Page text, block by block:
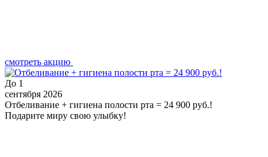
смотреть акцию
До 1
сентября 2026
Отбеливание + гигиена полости рта = 24 900 руб.!
Подарите миру свою улыбку!